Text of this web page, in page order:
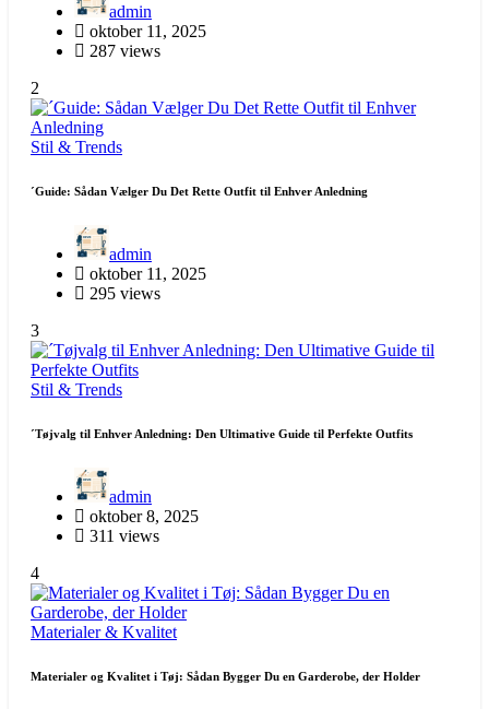
admin
oktober 11, 2025
287 views
2
Stil & Trends
´Guide: Sådan Vælger Du Det Rette Outfit til Enhver Anledning
admin
oktober 11, 2025
295 views
3
Stil & Trends
´Tøjvalg til Enhver Anledning: Den Ultimative Guide til Perfekte Outfits
admin
oktober 8, 2025
311 views
4
Materialer & Kvalitet
Materialer og Kvalitet i Tøj: Sådan Bygger Du en Garderobe, der Holder